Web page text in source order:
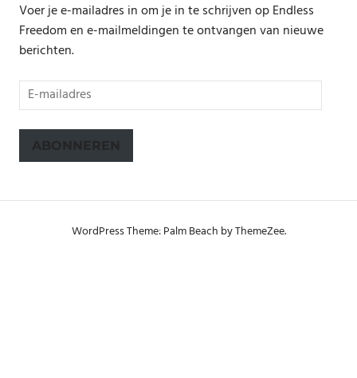
Voer je e-mailadres in om je in te schrijven op Endless
Freedom en e-mailmeldingen te ontvangen van nieuwe
berichten.
E-
mailadres
ABONNEREN
WordPress Theme: Palm Beach by ThemeZee.